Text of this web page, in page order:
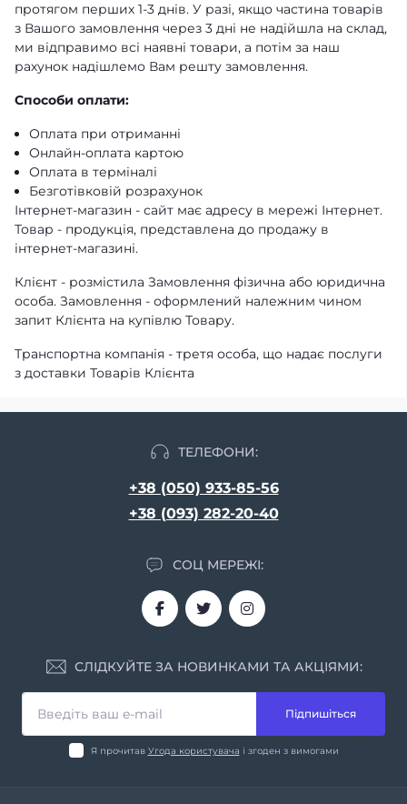
протягом перших 1-3 днів. У разі, якщо частина товарів
з Вашого замовлення через 3 дні не надійшла на склад,
ми відправимо всі наявні товари, а потім за наш
рахунок надішлемо Вам решту замовлення.
Способи оплати:
Оплата при отриманні
Онлайн-оплата картою
Оплата в терміналі
Безготівковій розрахунок
Інтернет-магазин - сайт має адресу в мережі Інтернет.
Товар - продукція, представлена ​​до продажу в
інтернет-магазині.
Клієнт - розмістила Замовлення фізична або юридична
особа. Замовлення - оформлений належним чином
запит Клієнта на купівлю Товару.
Транспортна компанія - третя особа, що надає послуги
з доставки Товарів Клієнта
ТЕЛЕФОНИ:
+38 (050) 933-85-56
+38 (093) 282-20-40
СОЦ МЕРЕЖІ:
СЛІДКУЙТЕ ЗА НОВИНКАМИ ТА АКЦІЯМИ:
Підпишіться
Я прочитав Угода користувача і згоден з вимогами